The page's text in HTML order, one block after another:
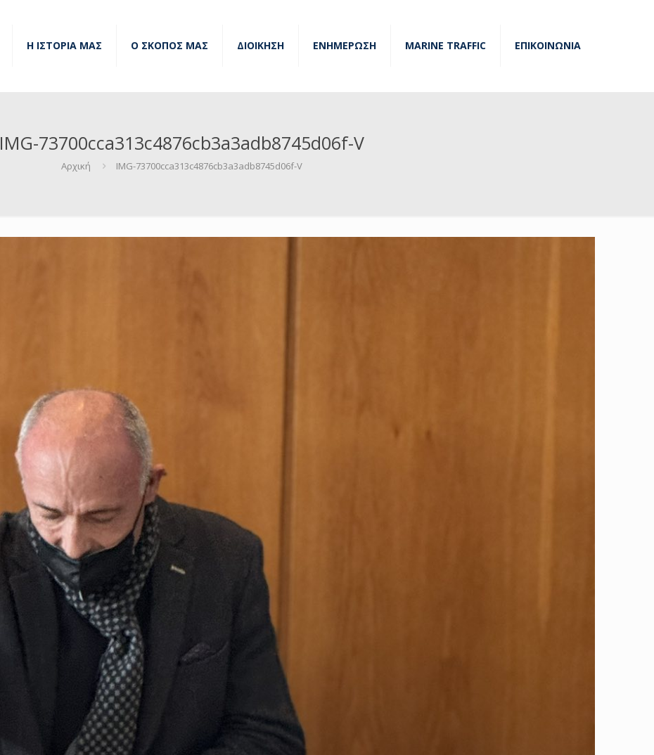
Η ΙΣΤΟΡΙΑ ΜΑΣ Ο ΣΚΟΠΟΣ ΜΑΣ ΔΙΟΙΚΗΣΗ ΕΝΗΜΕΡΩΣΗ MARINE TRAFFIC ΕΠΙΚΟΙΝΩΝΙΑ
IMG-73700cca313c4876cb3a3adb8745d06f-V
Αρχική IMG-73700cca313c4876cb3a3adb8745d06f-V